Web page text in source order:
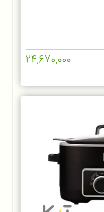
24,670,000